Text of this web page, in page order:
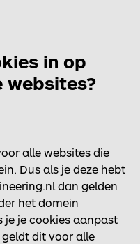
in op
websites?
alle websites die
Dus als je deze hebt
dan gelden
het domein
je je cookies aanpast
dit voor alle